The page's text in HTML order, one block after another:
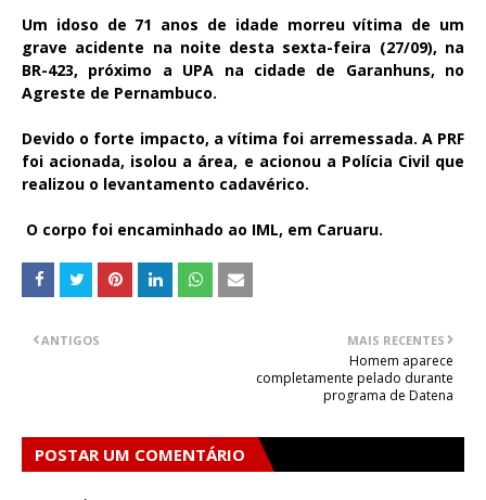
Um idoso de 71 anos de idade morreu vítima de um
grave acidente na noite desta sexta-feira (27/09), na
BR-423, próximo a UPA na cidade de Garanhuns, no
Agreste de Pernambuco.
Devido o forte impacto, a vítima foi arremessada. A PRF
foi acionada, isolou a área, e acionou a Polícia Civil que
realizou o levantamento cadavérico.
O corpo foi encaminhado ao IML, em Caruaru.
MAIS RECENTES
Homem aparece
completamente pelado durante
programa de Datena
ANTIGOS
POSTAR UM COMENTÁRIO